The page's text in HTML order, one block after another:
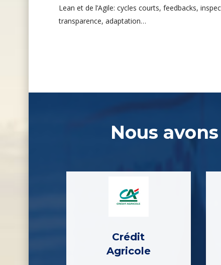
Lean et de l’Agile: cycles courts, feedbacks,
transparence, adaptation…
Nous
Crédit
Agricole